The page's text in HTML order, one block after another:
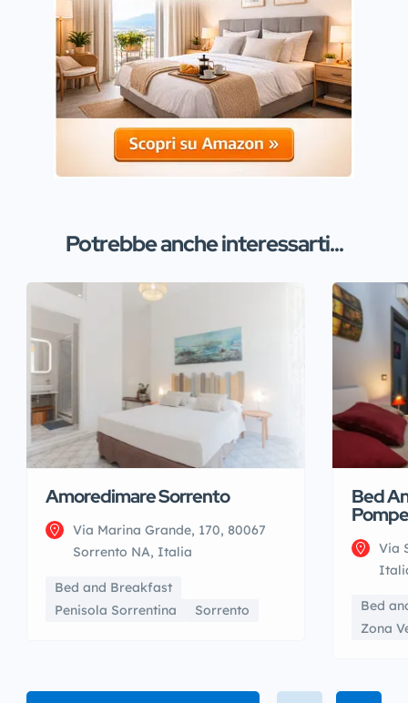
Potrebbe anche interessarti...
Amoredimare Sorrento
Via Marina Grande, 170, 80067
Sorrento NA, Italia
Bed and Breakfast
Penisola Sorrentina
Sorrento
Bed
Via
Bed
Zona